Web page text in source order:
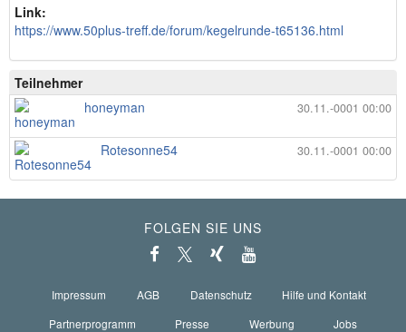
Link:
https://www.50plus-treff.de/forum/kegelrunde-t65136.html
Teilnehmer
30.11.-0001 00:00
honeyman
30.11.-0001 00:00
Rotesonne54
FOLGEN SIE UNS
Impressum AGB Datenschutz
Hilfe und Kontakt
Partnerprogramm
Presse Werbung Jobs